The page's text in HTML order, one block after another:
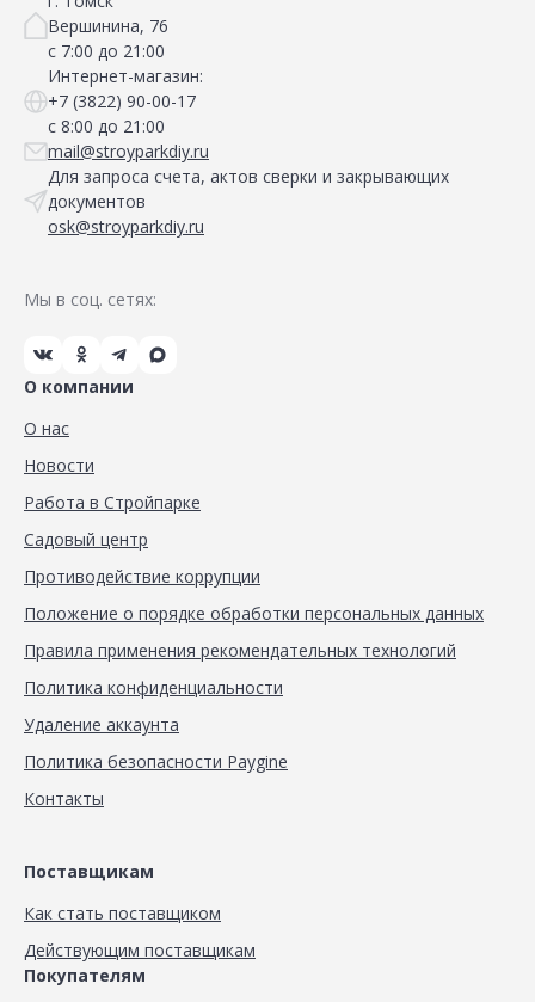
Вершинина, 76
с 7:00 до 21:00
Интернет-магазин:
+7 (3822) 90-00-17
с 8:00 до 21:00
mail@stroyparkdiy.ru
Для запроса счета, актов сверки и закрывающих
документов
osk@stroyparkdiy.ru
Мы в соц. сетях:
О компании
О нас
Новости
Работа в Стройпарке
Садовый центр
Противодействие коррупции
Положение о порядке обработки персональных данных
Правила применения рекомендательных технологий
Политика конфиденциальности
Удаление аккаунта
Политика безопасности Paygine
Контакты
Поставщикам
Как стать поставщиком
Действующим поставщикам
Покупателям